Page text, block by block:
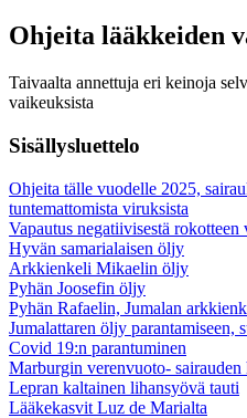
Ohjeita lääkkeiden
Taivaalta annettuja eri keinoja
vaikeuksista
Sisällysluettelo
Ohjeita tälle vuodelle 2025,
tuntemattomista viruksista
Vapautus negatiivisestä rokotteen
Hyvän samarialaisen öljy
Arkkienkeli Mikaelin öljy
Pyhän Joosefin öljy
Pyhän Rafaelin, Jumalan
Jumalattaren öljy parantamiseen,
Covid 19:n parantuminen
Marburgin verenvuoto- sairauden
Lepran kaltainen lihansyövä tauti
Lääkekasvit Luz de Marialta